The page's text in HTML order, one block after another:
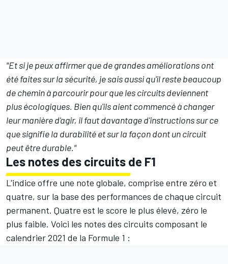
"Et si je peux affirmer que de grandes améliorations ont
été faites sur la sécurité, je sais aussi qu'il reste beaucoup
de chemin à parcourir pour que les circuits deviennent
plus écologiques. Bien qu'ils aient commencé à changer
leur manière d'agir, il faut davantage d'instructions sur ce
que signifie la durabilité et sur la façon dont un circuit
peut être durable."
Les notes des circuits de F1
L'indice offre une note globale, comprise entre zéro et
quatre, sur la base des performances de chaque circuit
permanent. Quatre est le score le plus élevé, zéro le
plus faible. Voici les notes des circuits composant le
calendrier 2021 de la Formule 1 :